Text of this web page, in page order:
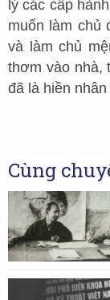
lý các cấp
muốn làm chủ
và làm chủ
thơm vào nhà,
đã là hiền
Cùng